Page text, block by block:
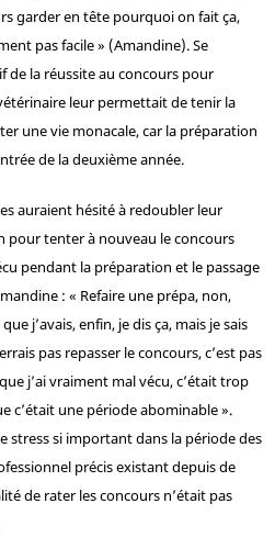
garder en tête pourquoi on fait ça,
pas facile » (Amandine). Se
de la réussite au concours pour
leur permettait de tenir la
une vie monacale, car la préparation
de la deuxième année.
auraient hésité à redoubler leur
pour tenter à nouveau le concours
pendant la préparation et le passage
: « Refaire une prépa, non,
j’avais, enfin, je dis ça, mais je sais
pas repasser le concours, c’est pas
j’ai vraiment mal vécu, c’était trop
c’était une période abominable ».
stress si important dans la période des
précis existant depuis de
de rater les concours n’était pas